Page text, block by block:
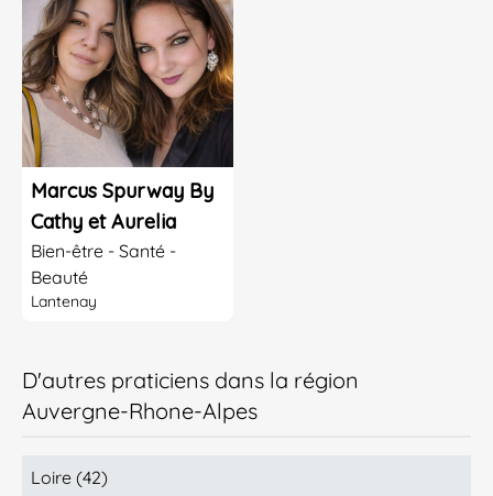
Marcus Spurway By
Cathy et Aurelia
Bien-être - Santé -
Beauté
Lantenay
D'autres praticiens dans la région
Auvergne-Rhone-Alpes
Loire (42)